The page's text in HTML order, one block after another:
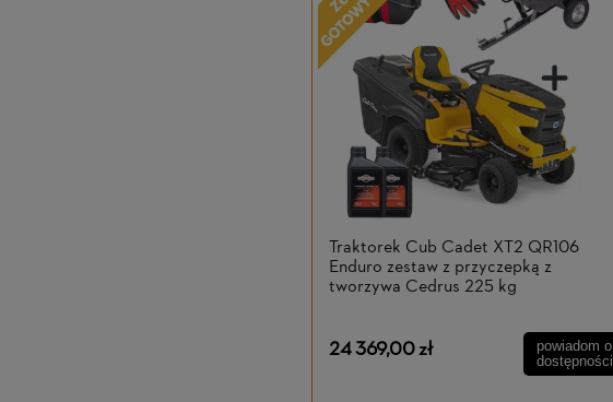
Traktorek Cub Cadet XT2 QR106
Enduro zestaw z przyczepką z
tworzywa Cedrus 225 kg
24 369,00 zł
powiadom o
dostępności